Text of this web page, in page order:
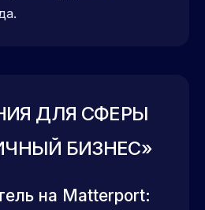
ДЛЯ СФЕРЫ
БИЗНЕС»
на Matterport: